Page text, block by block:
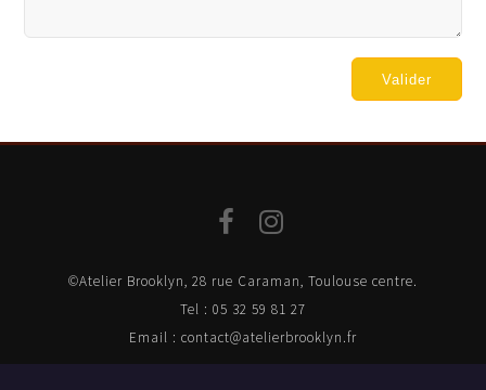
Valider
©Atelier Brooklyn, 28 rue Caraman, Toulouse centre.
Tel : 05 32 59 81 27
Email : contact@atelierbrooklyn.fr